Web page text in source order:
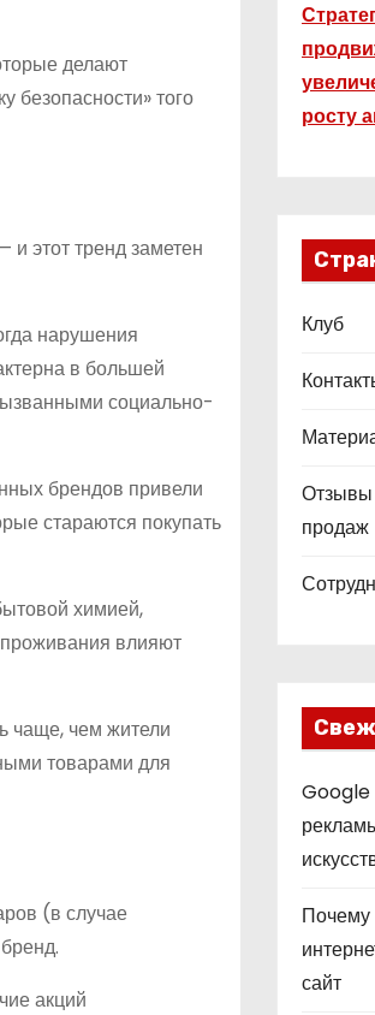
делают
того
этот тренд заметен
нарушения
в большей
социально-
брендов привели
стараются покупать
химией,
влияют
чаще, чем жители
товарами для
(в случае
акций
росту
Клуб
Отзывы
продаж
Google
Почему
сайт